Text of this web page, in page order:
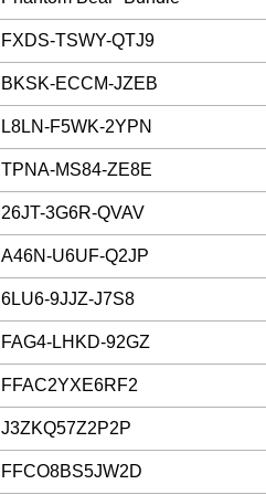
FXDS-TSWY-QTJ9
BKSK-ECCM-JZEB
L8LN-F5WK-2YPN
TPNA-MS84-ZE8E
26JT-3G6R-QVAV
A46N-U6UF-Q2JP
6LU6-9JJZ-J7S8
FAG4-LHKD-92GZ
FFAC2YXE6RF2
J3ZKQ57Z2P2P
FFCO8BS5JW2D